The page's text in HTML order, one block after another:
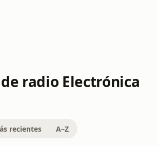
radio Electrónica
recientes A–Z